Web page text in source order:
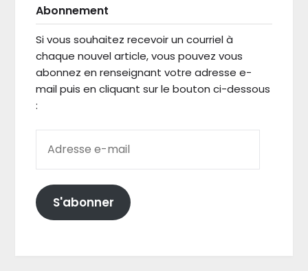
Abonnement
Si vous souhaitez recevoir un courriel à
chaque nouvel article, vous pouvez vous
abonnez en renseignant votre adresse e-
mail puis en cliquant sur le bouton ci-dessous
:
S'abonner